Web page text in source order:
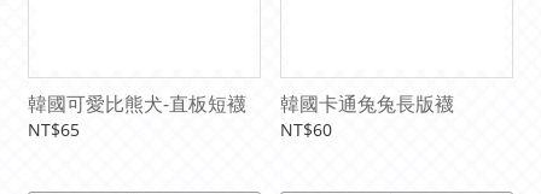
韓國可愛比熊犬-直板短襪
NT$65
韓國卡通兔兔長版襪
NT$60